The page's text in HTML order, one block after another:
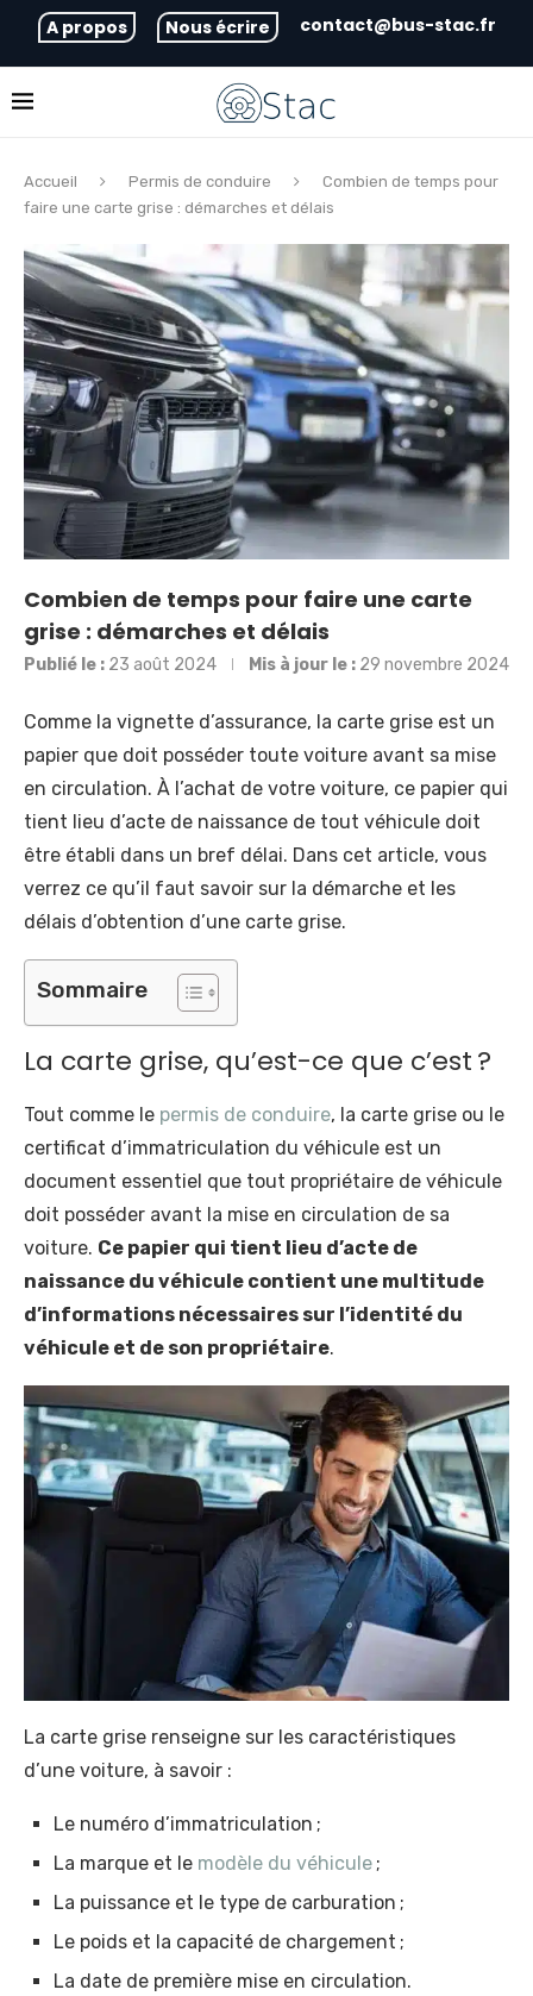
A propos Nous écrire contact@bus-stac.fr
Accueil Permis de conduire
Combien de temps pour
faire une carte grise : démarches et délais
Combien de temps pour faire une carte
grise : démarches et délais
Publié le : 23 août 2024 Mis à jour le : 29 novembre 2024
Comme la vignette d’assurance, la carte grise est un
papier que doit posséder toute voiture avant sa mise
en circulation. À l’achat de votre voiture, ce papier qui
tient lieu d’acte de naissance de tout véhicule doit
être établi dans un bref délai. Dans cet article, vous
verrez ce qu’il faut savoir sur la démarche et les
délais d’obtention d’une carte grise.
Sommaire
La carte grise, qu’est-ce que c’est ?
Tout comme le permis de conduire, la carte grise ou le
certificat d’immatriculation du véhicule est un
document essentiel que tout propriétaire de véhicule
doit posséder avant la mise en circulation de sa
voiture. Ce papier qui tient lieu d’acte de
naissance du véhicule contient une multitude
d’informations nécessaires sur l’identité du
véhicule et de son propriétaire.
La carte grise renseigne sur les caractéristiques
d’une voiture, à savoir :
Le numéro d’immatriculation ;
La marque et le modèle du véhicule ;
La puissance et le type de carburation ;
Le poids et la capacité de chargement ;
La date de première mise en circulation.